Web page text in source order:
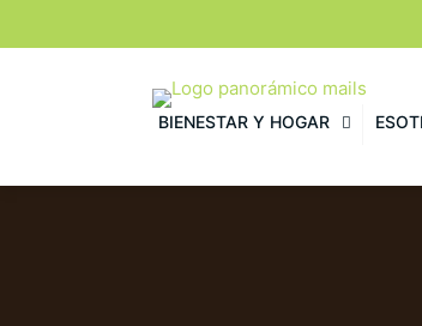
BIENESTAR Y HOGAR